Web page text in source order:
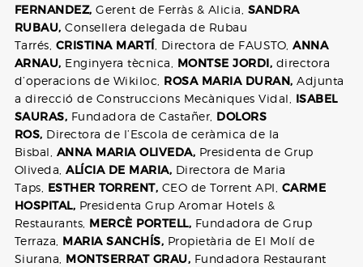
FERNANDEZ,Gerent de Ferràs & Alicia, SANDRA
RUBAU, Consellera delegada de Rubau
Tarrés, CRISTINA MARTÍ , Directora de FAUSTO,ANNA
ARNAU, Enginyera tècnica, MONTSE JORDI, directora
d’operacions de Wikiloc, ROSA MARIA DURAN,Adjunta
a direcció de Construccions Mecàniques Vidal, ISABEL
SAURAS, Fundadora de Castañer, DOLORS
ROS, Directora de l’Escola de ceràmica de la
Bisbal, ANNA MARIA OLIVEDA, Presidenta de Grup
Oliveda,ALÍCIA DE MARIA, Directora de Maria
Taps, ESTHER TORRENT, CEO de Torrent API, CARME
HOSPITAL, Presidenta Grup Aromar Hotels &
Restaurants, MERCÈ PORTELL, Fundadora de Grup
Terraza, MARIA SANCHÍS, Propietària de El Molí de
Siurana, MONTSERRAT GRAU, Fundadora Restaurant